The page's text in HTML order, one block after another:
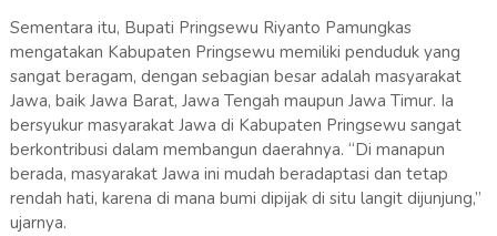
Sementara itu, Bupati Pringsewu Riyanto Pamungkas
mengatakan Kabupaten Pringsewu memiliki penduduk yang
sangat beragam, dengan sebagian besar adalah masyarakat
Jawa, baik Jawa Barat, Jawa Tengah maupun Jawa Timur. Ia
bersyukur masyarakat Jawa di Kabupaten Pringsewu sangat
berkontribusi dalam membangun daerahnya. “Di manapun
berada, masyarakat Jawa ini mudah beradaptasi dan tetap
rendah hati, karena di mana bumi dipijak di situ langit dijunjung,”
ujarnya.